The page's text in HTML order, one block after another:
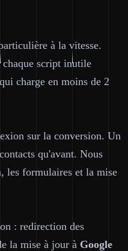
à la vitesse.
chaque script inutile
charge en moins de 2
sur la conversion. Un
qu'avant. Nous
les formulaires et la mise
: redirection des
la mise à jour à Google